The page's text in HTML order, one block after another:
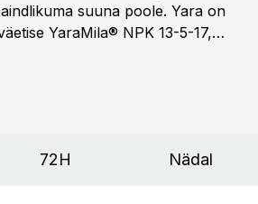
suuna poole. Yara on
YaraMila® NPK 13-5-17,
72H Nädal